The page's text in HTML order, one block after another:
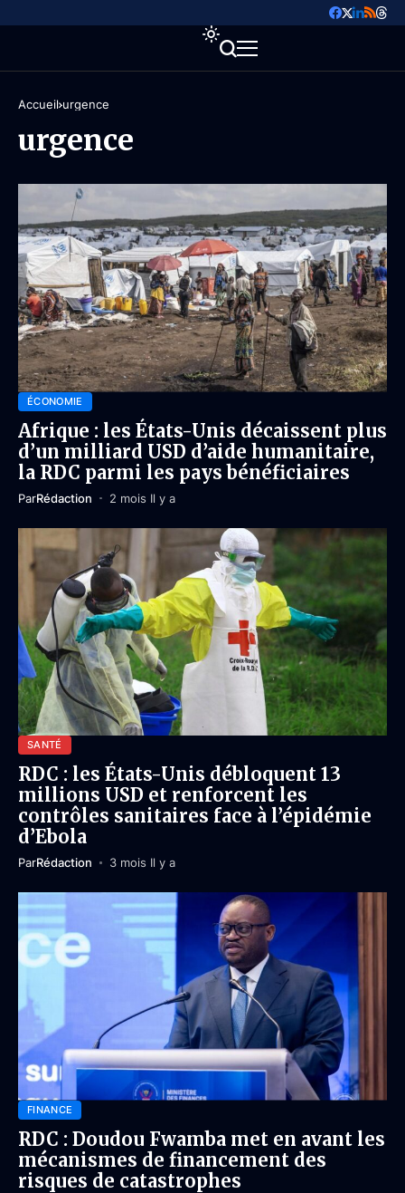
Accueil urgence
urgence
ÉCONOMIE
Afrique : les États-Unis décaissent plus
d’un milliard USD d’aide humanitaire,
la RDC parmi les pays bénéficiaires
ParRédaction 2 mois Il y a
SANTÉ
RDC : les États-Unis débloquent 13
millions USD et renforcent les
contrôles sanitaires face à l’épidémie
d’Ebola
ParRédaction 3 mois Il y a
FINANCE
RDC : Doudou Fwamba met en avant les
mécanismes de financement des
risques de catastrophes